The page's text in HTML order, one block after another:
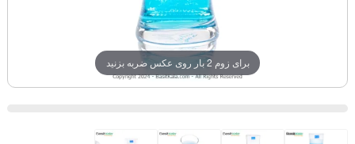
برای زوم 2 بار روی عکس ضربه بزنید